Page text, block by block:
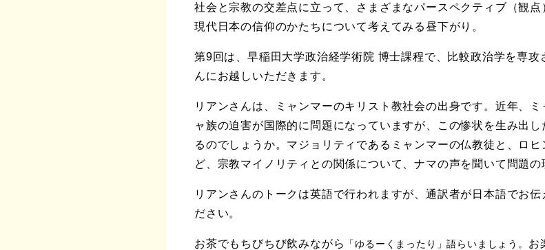
社会と宗教の交差点に立って、さまざまなパースペクティ ブ（観点
現代日本の信仰のかたちについて考えてみる昼下がり。
第9回は、早稲田大学政治経学術院 博士課程で、比較政治学を専攻
んにお越しいただきます。
リアンさんは、ミャンマーのキリスト教社会の出身です。近年、
ャ族の迫害が国際的に問題になっていますが、この惨状を生み出
るのでしょうか。マジョリティであるミャンマーの仏教徒と、ロ
ど、宗教マイノリティとの関係について、ナマの声を聞いて問題の
リアンさんのトークは英語で行われますが、通訳者が日本語でお
ださい。
お茶でもちびちび飲みながら 「ゆるーくまったり」語らいましょう。 お